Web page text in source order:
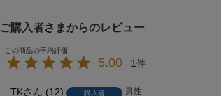
ご購入者さまからのレビュー
5.00 1
TK 12 購入者
男性